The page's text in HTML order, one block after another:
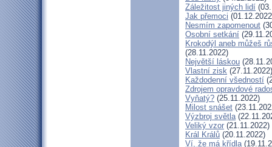
Záležitost jiných lidí
Jak přemoci
Nesmím zapomenout
Osobní setkání
Krokodýl aneb můžeš
(28.11.2022)
Největší láskou
Vlastní zisk (27.11.2022)
Každodenní všedností
Zdrojem opravdové
Vyňatý? (25.11.2022)
Milost snášet
Výzbroj světla
Veliký vzor (21.11.2022)
Král Králů (20.11.2022)
Ví, že má křídla